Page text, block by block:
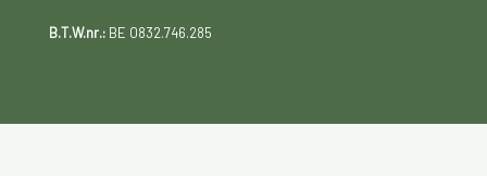
B.T.W.nr.:BE 0832.746.285